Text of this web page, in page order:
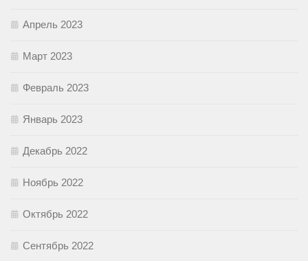
Апрель 2023
Март 2023
Февраль 2023
Январь 2023
Декабрь 2022
Ноябрь 2022
Октябрь 2022
Сентябрь 2022